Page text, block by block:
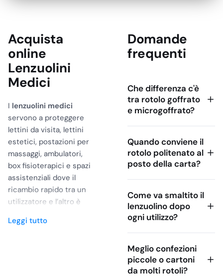
Acquista
online
Lenzuolini
Medici
I lenzuolini medici
servono a proteggere
lettini da visita, lettini
estetici, postazioni per
massaggi, ambulatori,
box fisioterapici e spazi
assistenziali dove il
ricambio rapido tra un
utilizzatore e l’altro è
scelta corretta non
Leggi tutto
Domande
frequenti
Che differenza c'è
tra rotolo goffrato
e microgoffrato?
Quando conviene il
rotolo politenato al
posto della carta?
Come va smaltito il
lenzuolino dopo
ogni utilizzo?
Meglio confezioni
piccole o cartoni
da molti rotoli?